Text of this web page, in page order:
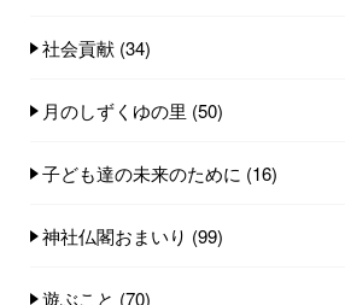
社会貢献 (34)
月のしずくゆの里 (50)
子ども達の未来のために (16)
神社仏閣おまいり (99)
遊ぶこと (70)